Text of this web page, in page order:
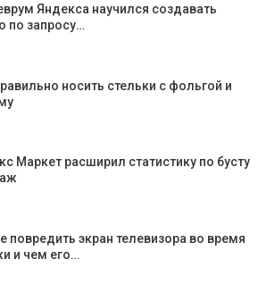
Яндекса научился создавать
по запросу…
носить стельки с фольгой и
Маркет расширил статистику по бусту
повредить экран телевизора во время
и чем его…